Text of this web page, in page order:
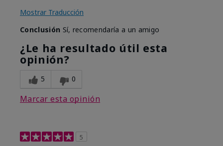
Mostrar Traducción
Conclusión Sí, recomendaría a un amigo
¿Le ha resultado útil esta
opinión?
5 0
Marcar esta opinión
5